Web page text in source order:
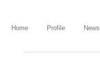
Home Profile News